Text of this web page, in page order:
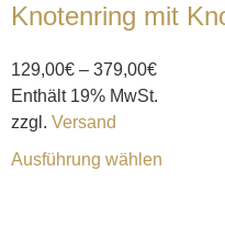
Knotenring mit
129,00€ – 379,00€
Enthält 19% MwSt.
zzgl. Versand
Ausführung wählen